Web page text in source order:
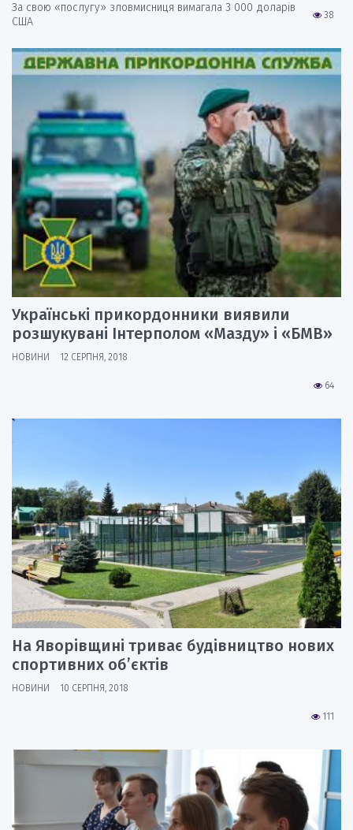
38
За свою «послугу» зловмисниця вимагала 3 000 доларів
США
Українські прикордонники виявили
розшукувані Інтерполом «Мазду» і «БМВ»
НОВИНИ 12 СЕРПНЯ, 2018
64
На Яворівщині триває будівництво нових
спортивних об’єктів
НОВИНИ 10 СЕРПНЯ, 2018
111